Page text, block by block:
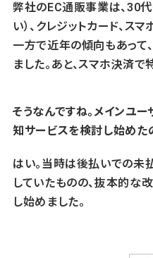
弊社のEC通販事業は、30
い）、クレジットカード、
一方で近年の傾向もあって
ました。あと、スマホ決済
そうなんですね。メインユ
知サービスを検討し始めた
はい。当時は後払いでの未
していたものの、抜本的な
し始めました。